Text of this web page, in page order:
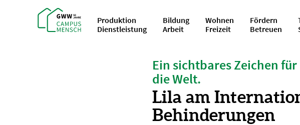
Produktion
Dienstleistung
Bildung
Arbeit
Wohnen
Freizeit
Fördern
Betreuen
Ein sichtbares Zeichen
die Welt.
Lila am
Behinderungen